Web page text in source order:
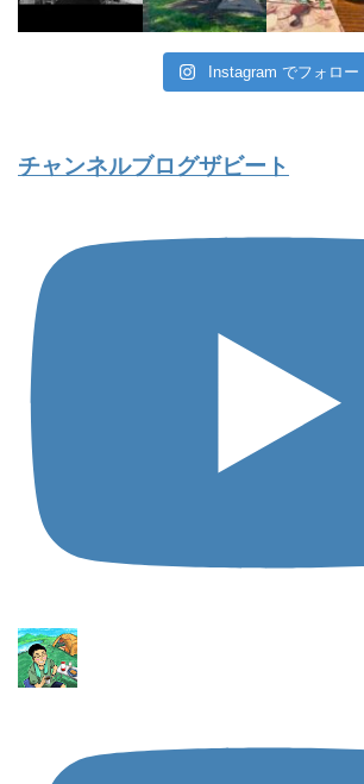
Instagram でフォロー
チャンネルブログザビート